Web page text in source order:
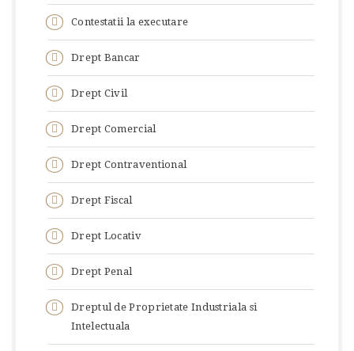
Contestatii la executare
Drept Bancar
Drept Civil
Drept Comercial
Drept Contraventional
Drept Fiscal
Drept Locativ
Drept Penal
Dreptul de Proprietate Industriala si
Intelectuala